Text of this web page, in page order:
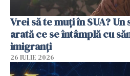
Vrei să te muți în SUA?
arată ce se întâmplă cu
imigranți
26 IULIE 2026